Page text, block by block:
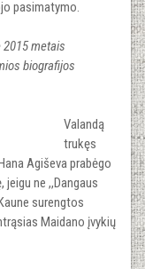
pasimatymo.
metais
biografijos
Valandą
trukęs
Agiševa prabėgo
ne ,,Dangaus
surengtos
Maidano įvykių